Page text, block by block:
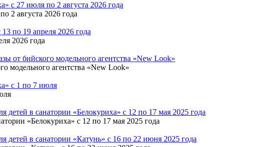
2 августа 2026 года
2026 года
модельного агентства «New Look»
«Белокуриха» с 12 по 17 мая 2025 года